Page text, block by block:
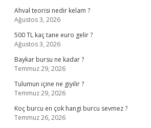
Ahval teorisi nedir kelam ?
Ağustos 3, 2026
500 TL kaç tane euro gelir ?
Ağustos 3, 2026
Baykar bursu ne kadar ?
Temmuz 29, 2026
Tulumun içine ne giyilir ?
Temmuz 29, 2026
Koç burcu en çok hangi burcu sevmez ?
Temmuz 26, 2026